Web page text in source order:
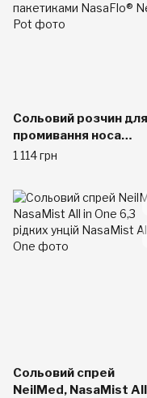
Сольовий розчин для
промивання носа
NeilMed, NasaFlo®
змішаними
1 114 грн
Сольовий спрей
NeilMed, NasaMist